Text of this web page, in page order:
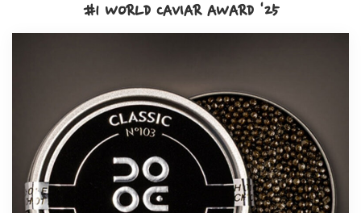
#1 WORLD CAVIAR AWARD '25